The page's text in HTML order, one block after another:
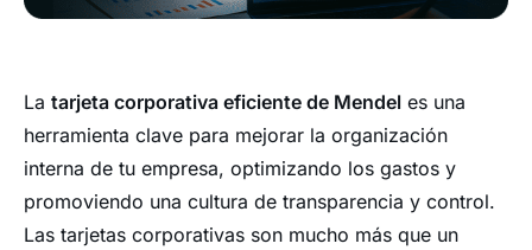
La tarjeta corporativa eficiente de Mendel es una
herramienta clave para mejorar la organización
interna de tu empresa, optimizando los gastos y
promoviendo una cultura de transparencia y control.
Las tarjetas corporativas son mucho más que un